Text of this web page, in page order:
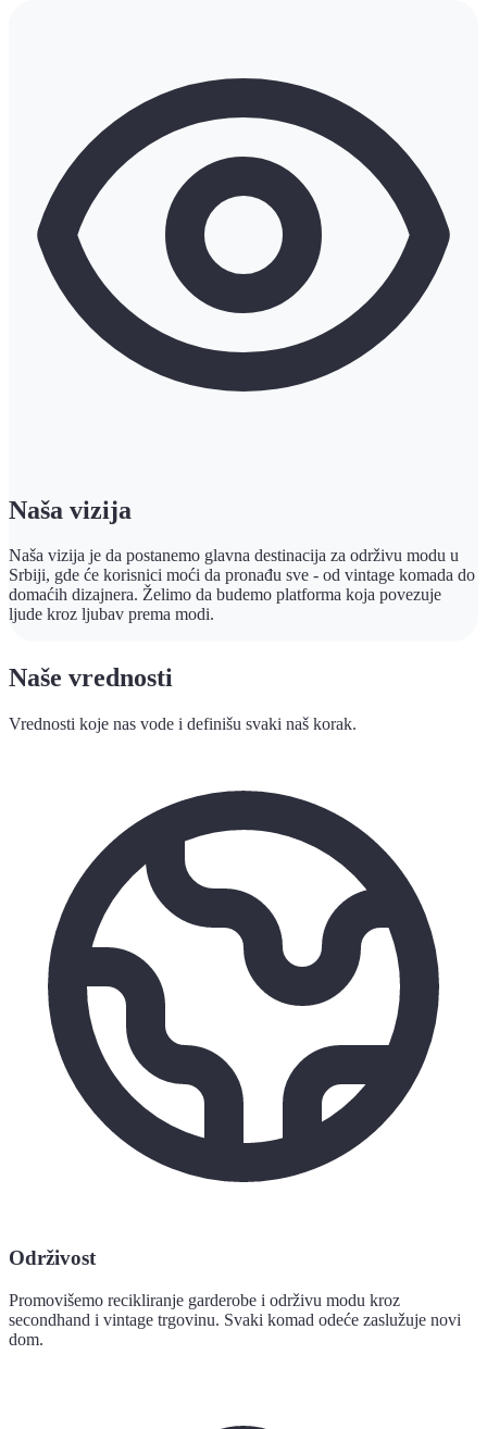
Naša vizija
Naša vizija je da postanemo glavna destinacija za održivu modu u
Srbiji, gde će korisnici moći da pronađu sve - od vintage komada do
domaćih dizajnera. Želimo da budemo platforma koja povezuje
ljude kroz ljubav prema modi.
Naše vrednosti
Vrednosti koje nas vode i definišu svaki naš korak.
Održivost
Promovišemo recikliranje garderobe i održivu modu kroz
secondhand i vintage trgovinu. Svaki komad odeće zaslužuje novi
dom.